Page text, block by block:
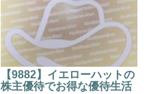
【9882】イエローハットの
株主優待でお得な優待生活